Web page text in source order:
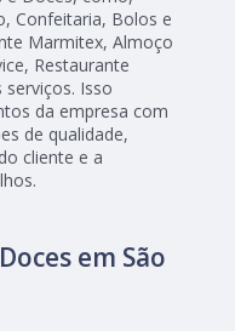
Confeitaria, Bolos e
Marmitex, Almoço
Restaurante
Isso
da empresa com
de qualidade,
cliente e a
em São